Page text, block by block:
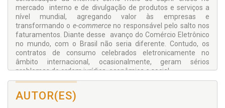
mercado interno e de divulgação de produtos e serviços a
nível mundial, agregando valor às empresas e
transformando o e-commerceno responsável pelo salto nos
faturamentos. Diante desse avanço do Comércio Eletrônico
no mundo, com o Brasil não seria diferente. Contudo, os
contratos de consumo celebrados eletronicamente no
âmbito internacional, ocasionalmente, geram sérios
problemas de ordem jurídica, econômica e social.
Como regular esse mercado a ponto de proteger o
consumidor, parte hipossuficiente da relação jurídica? Na
verdade, nem no mercado interno brasileiro a regulação do
AUTOR(ES)